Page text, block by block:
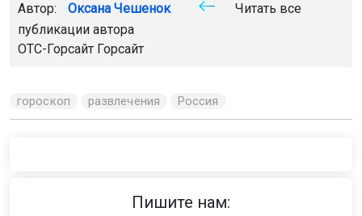
Автор: Оксана Чешенок
Читать все
публикации автора
ОТС-Горсайт Горсайт
гороскоп развлечения Россия
Пишите нам: